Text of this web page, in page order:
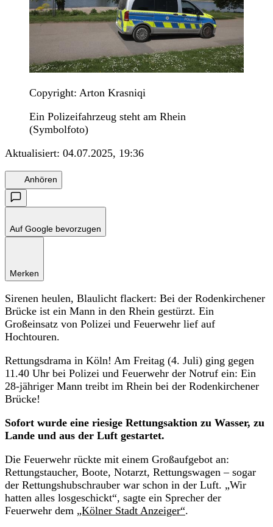
Copyright: Arton Krasniqi
Ein Polizeifahrzeug steht am Rhein
(Symbolfoto)
Aktualisiert: 04.07.2025, 19:36
Anhören
Auf Google bevorzugen
Merken
Sirenen heulen, Blaulicht flackert: Bei der Rodenkirchener
Brücke ist ein Mann in den Rhein gestürzt. Ein
Großeinsatz von Polizei und Feuerwehr lief auf
Hochtouren.
Rettungsdrama in Köln! Am Freitag (4. Juli) ging gegen
11.40 Uhr bei Polizei und Feuerwehr der Notruf ein: Ein
28-jähriger Mann treibt im Rhein bei der Rodenkirchener
Brücke!
Sofort wurde eine riesige Rettungsaktion zu Wasser, zu
Lande und aus der Luft gestartet.
Die Feuerwehr rückte mit einem Großaufgebot an:
Rettungstaucher, Boote, Notarzt, Rettungswagen – sogar
der Rettungshubschrauber war schon in der Luft. „Wir
hatten alles losgeschickt“, sagte ein Sprecher der
Feuerwehr dem „Kölner Stadt Anzeiger“.